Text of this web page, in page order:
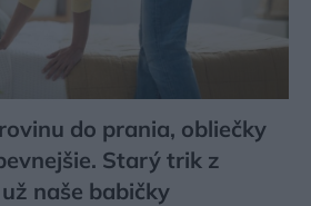
do prania, obliečky
Starý trik z
naše babičky